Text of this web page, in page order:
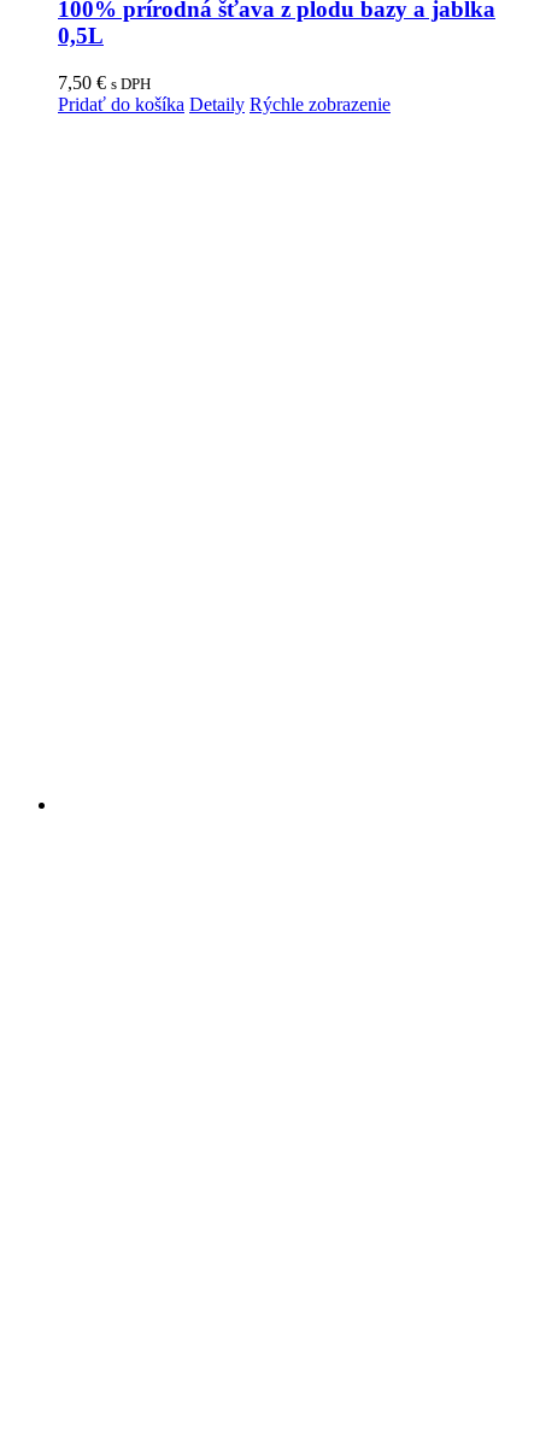
100% prírodná šťava z plodu bazy a jablka
0,5L
7,50 € s DPH
Pridať do košíka Detaily Rýchle zobrazenie